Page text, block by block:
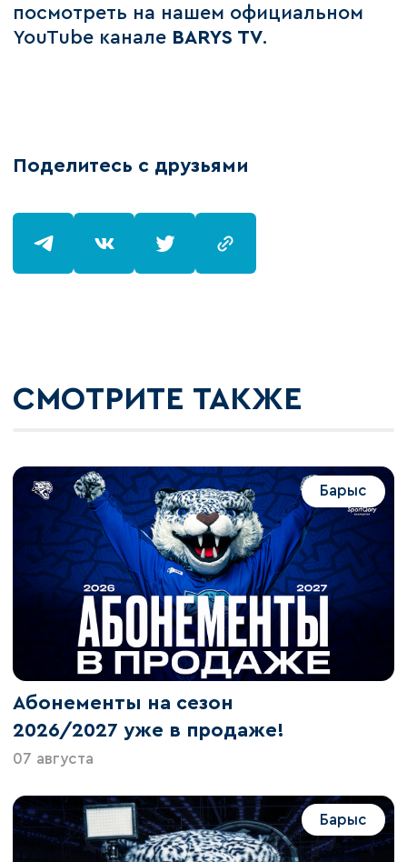
посмотреть на нашем официальном
YouTube канале BARYS TV.
Поделитесь с друзьями
СМОТРИТЕ ТАКЖЕ
Барыс
Абонементы на сезон
2026/2027 уже в продаже!
07 августа
Барыс